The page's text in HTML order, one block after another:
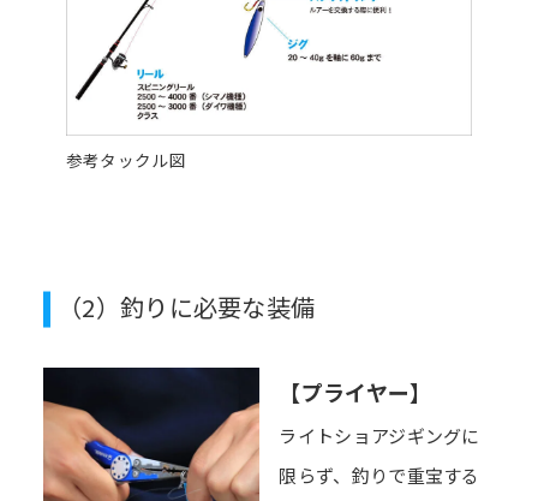
参考タックル図
（2）釣りに必要な装備
【プライヤー】
ライトショアジギングに
限らず、釣りで重宝する